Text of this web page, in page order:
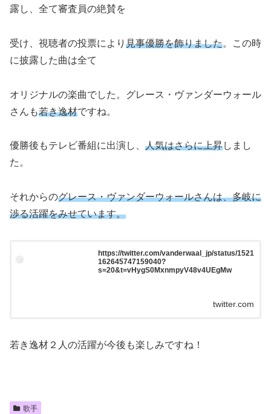
露し、全て審査員の絶賛を
受け、視聴者の投票により 見事優勝を飾りました。この時
に披露した曲は全て
オリジナルの楽曲でした。グレース・ヴァンダーウォール
さんも若き逸材ですね。
優勝後もテレビ番組に出演し、 人気はさらに上昇しまし
た。
それからのグレース・ヴァンダーウォールさんは、多岐に
渉る活躍をみせています。
https://twitter.com/vanderwaal_jp/status/1521
162645747159040?
s=20&t=vHygS0MxnmpyV48v4UEgMw
twitter.com
若き逸材２人の活躍が今後も楽しみですね！
歌手